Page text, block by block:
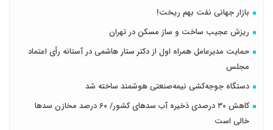
بازار جهانی نفت بهم ریخت!
ریزش عجیب ساخت و ساز مسکن در تهران
حمایت مدیرعامل همراه اول از دکتر ستار هاشمی در آستانه رأی اعتماد
مجلس
دستگاه جوجه‌کشی نیمه‌صنعتی هوشمند ساخته شد
کاهش ۳۰ درصدی ذخیره آب سدهای کشور/ ۶۰ درصد مخازن سدها
خالی است